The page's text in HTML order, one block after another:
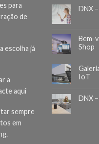
para
de
escolha já
a
aqui
sempre
em
DNX
Bem-
Shop
IoT
DNX